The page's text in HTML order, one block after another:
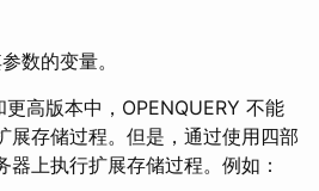
数的变量。
高版本中，OPENQUERY 不能
展存储过程。但是，通过使用四部
上执行扩展存储过程。例如：